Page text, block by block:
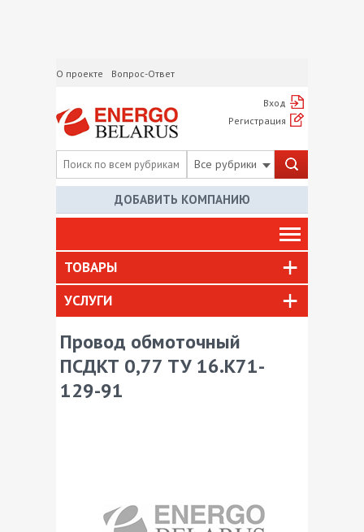
О проекте Вопрос-Ответ
Вход
Регистрация
Все рубрики
ДОБАВИТЬ КОМПАНИЮ
ТОВАРЫ
УСЛУГИ
Провод обмоточный
ПСДКТ 0,77 ТУ 16.К71-
129-91